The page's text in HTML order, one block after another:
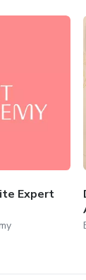
Expert